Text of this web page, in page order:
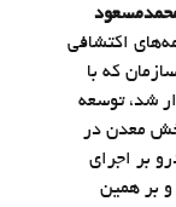
اکتشافی
که با
شد، توسعه
معدن در
بر اجرای
بر همین